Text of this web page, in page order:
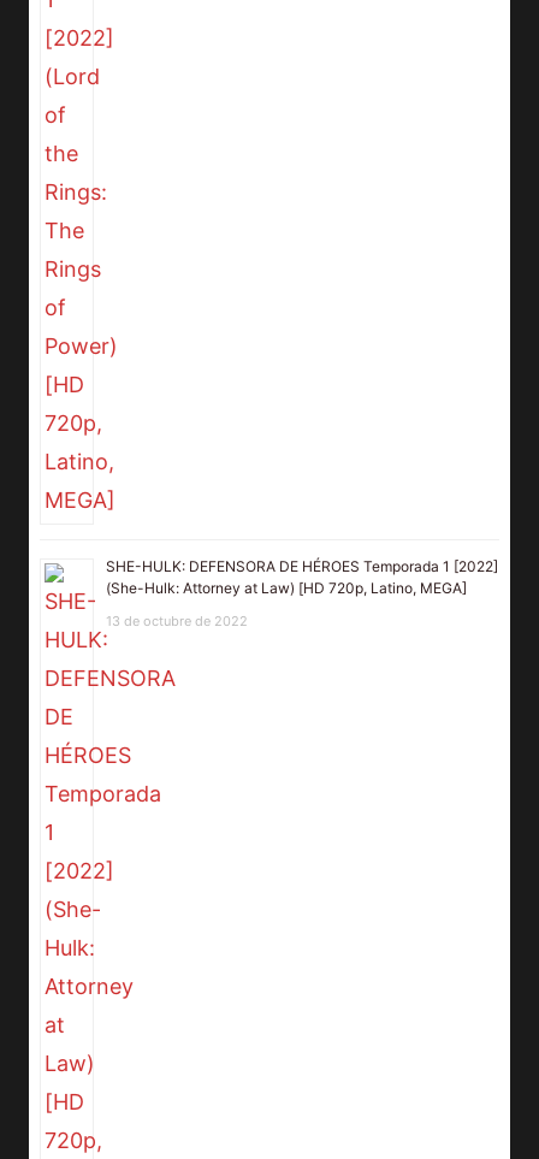
SHE-HULK: DEFENSORA DE HÉROES Temporada 1 [2022]
(She-Hulk: Attorney at Law) [HD 720p, Latino, MEGA]
13 de octubre de 2022